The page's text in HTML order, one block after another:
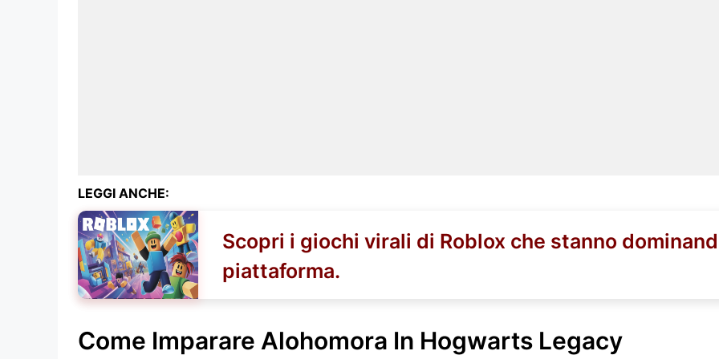
LEGGI ANCHE:
Scopri i giochi virali di Roblox che stanno
piattaforma.
Come Imparare Alohomora In Hogwarts Legacy